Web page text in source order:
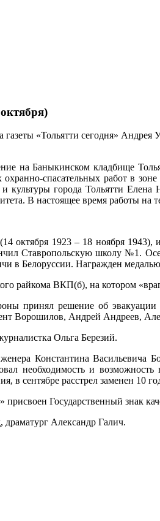
газеты «Тольятти сегодня»
на Баныкинском кладбище
спасательных работ в
города Тольятти
В настоящее время работы на
октября 1923 – 18 ноября
Ставропольскую школу №1.
в Белоруссии. Награжден
райкома ВКП(б), на котором
принял решение об
Ворошилов, Андрей Андреев,
Ольга Березий.
Константина Васильевича
необходимость и
в сентябре расстрел заменен 10
присвоен Государственный знак
драматург Александр Галич.